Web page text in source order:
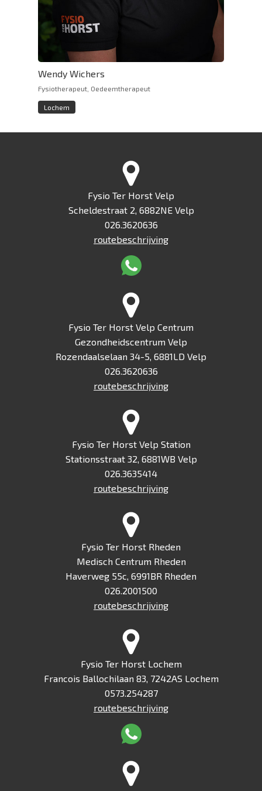
Wendy Wichers
Fysiotherapeut, Oedeemtherapeut
Lochem
Fysio Ter Horst Velp
Scheldestraat 2, 6882NE Velp
026.3620636
routebeschrijving
Fysio Ter Horst Velp Centrum
Gezondheidscentrum Velp
Rozendaalselaan 34-5, 6881LD Velp
026.3620636
routebeschrijving
Fysio Ter Horst Velp Station
Stationsstraat 32, 6881WB Velp
026.3635414
routebeschrijving
Fysio Ter Horst Rheden
Medisch Centrum Rheden
Haverweg 55c, 6991BR Rheden
026.2001500
routebeschrijving
Fysio Ter Horst Lochem
Francois Ballochilaan 83, 7242AS Lochem
0573.254287
routebeschrijving